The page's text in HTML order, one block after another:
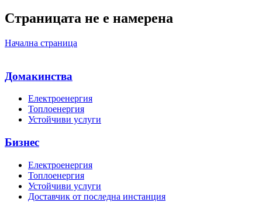
Страницата не е намерена
Начална страница
Домакинства
Електроенергия
Топлоенергия
Устойчиви услуги
Бизнес
Електроенергия
Топлоенергия
Устойчиви услуги
Доставчик от последна инстанция